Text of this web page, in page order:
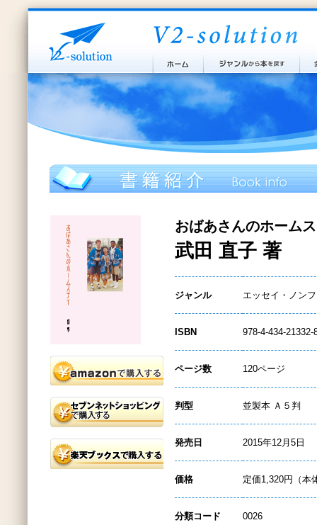
おばあさんのホーム
武田 直子 著
ジャンル エッセイ・ノン
ISBN 978-4-434-21332-
ページ数 120ページ
判型 並製本 Ａ５判
発売日 2015年12月5日
価格 定価1,320円（本
分類コード 0026